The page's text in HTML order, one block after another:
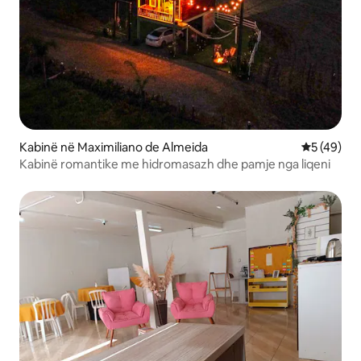
Kabinë në Maximiliano de Almeida Vlerësimi
5 (49)
Kabinë romantike me hidromasazh dhe pamje nga liqeni